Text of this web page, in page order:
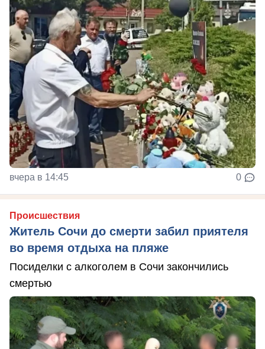
вчера в 14:45 0
Происшествия
Житель Сочи до смерти забил приятеля
во время отдыха на пляже
Посиделки с алкоголем в Сочи закончились
смертью